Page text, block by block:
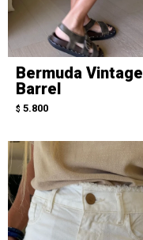
Bermuda Vintage
Barrel
$ 5.800